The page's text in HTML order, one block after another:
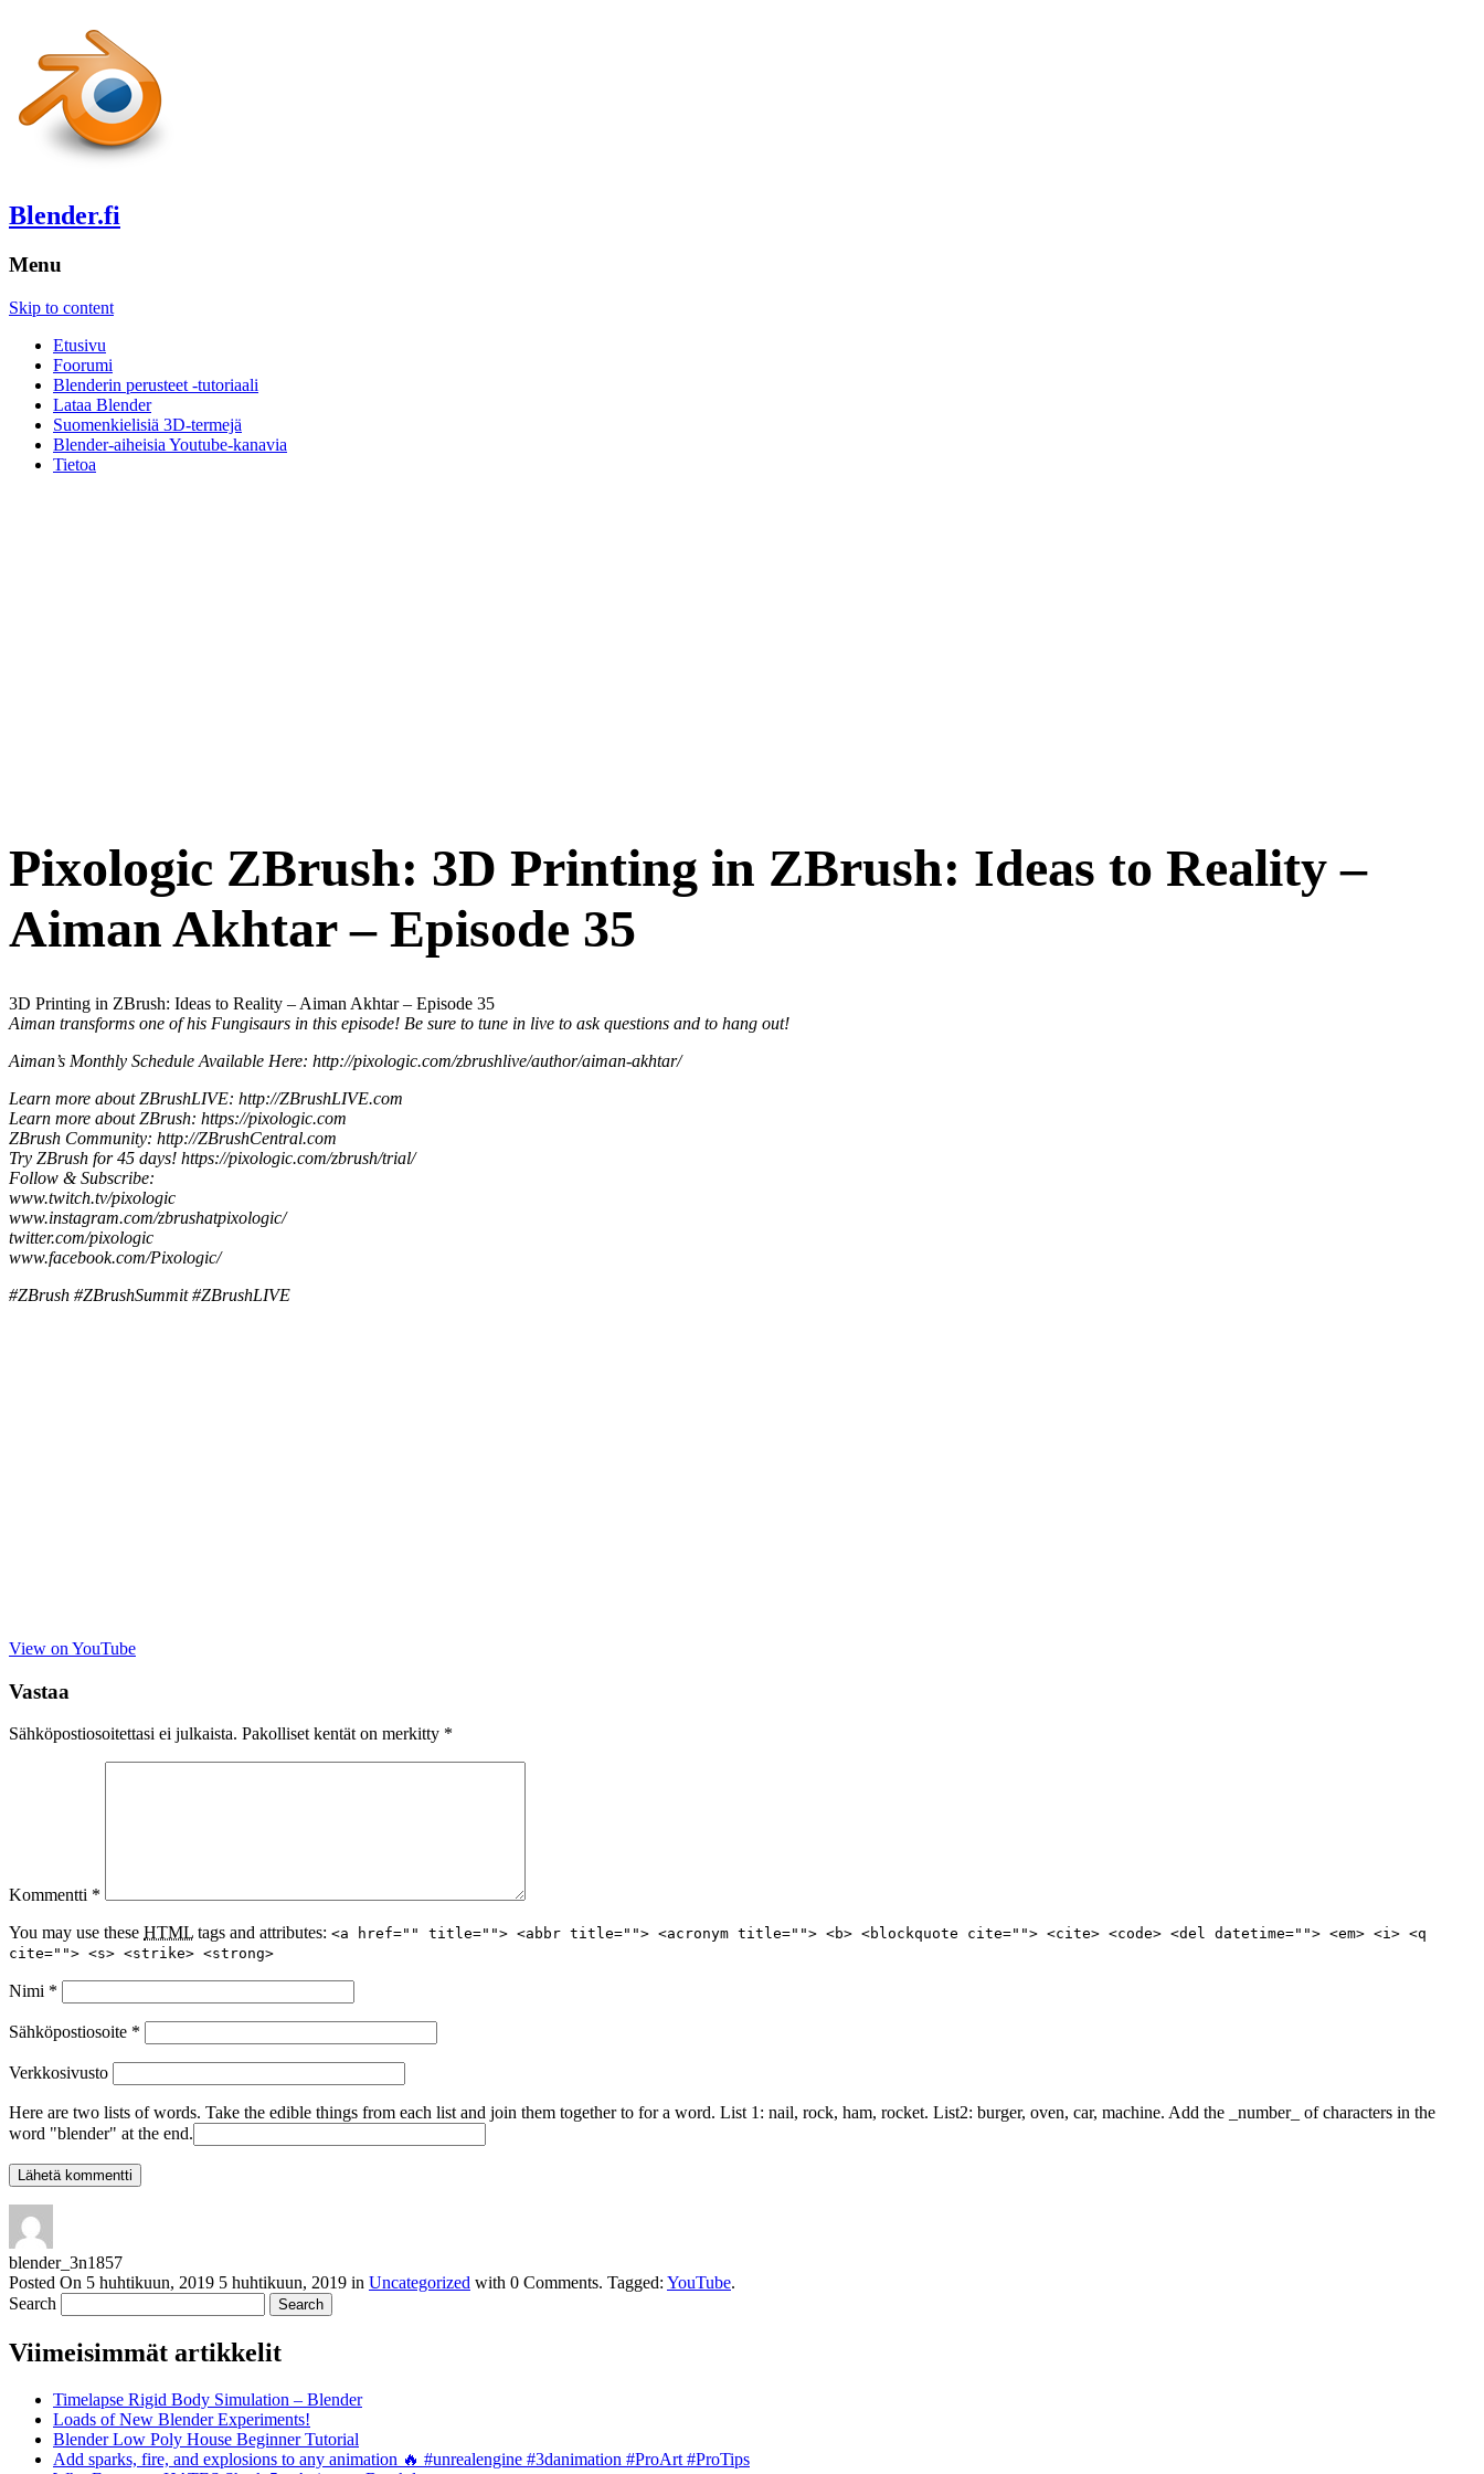
Blender.fi
Menu
Skip to content
Etusivu
Foorumi
Blenderin perusteet -tutoriaali
Lataa Blender
Suomenkielisiä 3D-termejä
Blender-aiheisia Youtube-kanavia
Tietoa
Pixologic ZBrush: 3D Printing in ZBrush: Ideas to Reality –
Aiman Akhtar – Episode 35
3D Printing in ZBrush: Ideas to Reality – Aiman Akhtar – Episode 35
Aiman transforms one of his Fungisaurs in this episode! Be sure to tune in live to ask questions and to hang out!
Aiman’s Monthly Schedule Available Here: http://pixologic.com/zbrushlive/author/aiman-akhtar/
Learn more about ZBrushLIVE: http://ZBrushLIVE.com
Learn more about ZBrush: https://pixologic.com
ZBrush Community: http://ZBrushCentral.com
Try ZBrush for 45 days! https://pixologic.com/zbrush/trial/
Follow & Subscribe:
www.twitch.tv/pixologic
www.instagram.com/zbrushatpixologic/
twitter.com/pixologic
www.facebook.com/Pixologic/
#ZBrush #ZBrushSummit #ZBrushLIVE
View on YouTube
Vastaa
Sähköpostiosoitettasi ei julkaista. Pakolliset kentät on merkitty *
Kommentti *
You may use these HTML tags and attributes: <a href="" title=""> <abbr title=""> <acronym title=""> <b> <blockquote cite=""> <cite> <code> <del datetime=""> <em> <i> <q
cite=""> <s> <strike> <strong>
Nimi *
Sähköpostiosoite *
Verkkosivusto
Here are two lists of words. Take the edible things from each list and join them together to for a word. List 1: nail, rock, ham, rocket. List2: burger, oven, car, machine. Add the _number_ of characters in the
word "blender" at the end.
blender_3n1857
Posted On 5 huhtikuun, 2019 5 huhtikuun, 2019 in Uncategorized with 0 Comments. Tagged: YouTube.
Search
Viimeisimmät artikkelit
Timelapse Rigid Body Simulation – Blender
Loads of New Blender Experiments!
Blender Low Poly House Beginner Tutorial
Add sparks, fire, and explosions to any animation 🔥 #unrealengine #3danimation #ProArt #ProTips